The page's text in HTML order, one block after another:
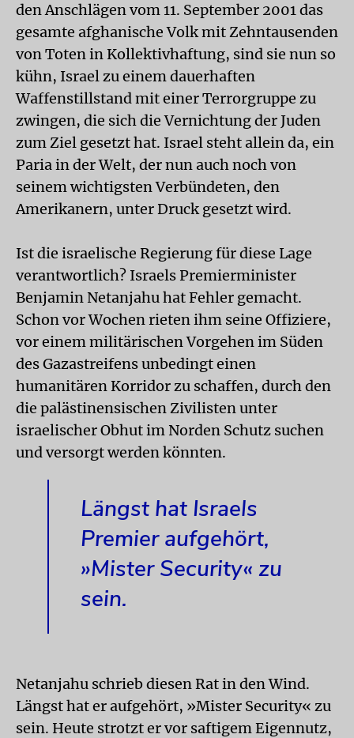
den Anschlägen vom 11. September 2001 das
gesamte afghanische Volk mit Zehntausenden
von Toten in Kollektivhaftung, sind sie nun so
kühn, Israel zu einem dauerhaften
Waffenstillstand mit einer Terrorgruppe zu
zwingen, die sich die Vernichtung der Juden
zum Ziel gesetzt hat. Israel steht allein da, ein
Paria in der Welt, der nun auch noch von
seinem wichtigsten Verbündeten, den
Amerikanern, unter Druck gesetzt wird.
Ist die israelische Regierung für diese Lage
verantwortlich? Israels Premierminister
Benjamin Netanjahu hat Fehler gemacht.
Schon vor Wochen rieten ihm seine Offiziere,
vor einem militärischen Vorgehen im Süden
des Gazastreifens unbedingt einen
humanitären Korridor zu schaffen, durch den
die palästinensischen Zivilisten unter
israelischer Obhut im Norden Schutz suchen
und versorgt werden könnten.
Längst hat Israels
Premier aufgehört,
»Mister Security« zu
sein.
Netanjahu schrieb diesen Rat in den Wind.
Längst hat er aufgehört, »Mister Security« zu
sein. Heute strotzt er vor saftigem Eigennutz,